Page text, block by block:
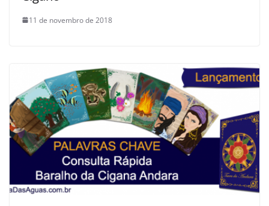
11 de novembro de 2018